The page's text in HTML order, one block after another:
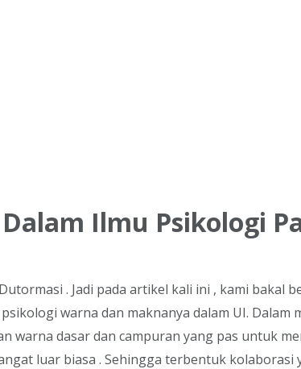
Ilmu Psikologi
. Jadi pada artikel kali ini , kami bakal
warna dan maknanya dalam UI. Dalam
warna dasar dan campuran yang pas untuk
luar biasa . Sehingga terbentuk kolaborasi